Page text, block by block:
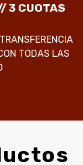
3 CUOTAS
TODAS LAS